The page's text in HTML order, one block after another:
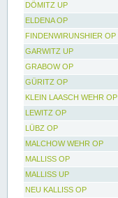
DÖMITZ UP
ELDENA OP
FINDENWIRUNSHIER OP
GARWITZ UP
GRABOW OP
GÜRITZ OP
KLEIN LAASCH WEHR OP
LEWITZ OP
LÜBZ OP
MALCHOW WEHR OP
MALLISS OP
MALLISS UP
NEU KALLISS OP